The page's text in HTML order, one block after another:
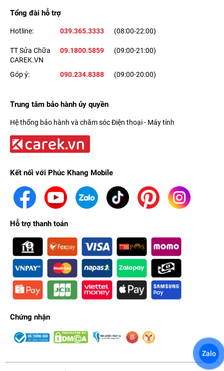
thượng
Vẻ sang trọng của iPhone 13 Pro quốc tế
được tạo thành từ sự
kết hợp giữa khung thép không gỉ vuông vắn và hai mặt kính
Xanh dương, bạc, vàng đồng và xám. Cùng với đó là khả năng
kháng bụi và nước chuẩn IP68, cho phép bạn thoải mái nhắn tin
khi lỡ ra ngoài gặp mưa, chụp ảnh tự tin khi đi hồ bơi hay bãi
biển,....
phù hợp với bạn nhất?
Chiến game cực "mượt" với Apple A15
Bionic
Tổng đài hỗ trợ
Hotline: 039.365.3333 (08:00-22:00)
TT Sửa Chữa
CAREK.VN
09.1800.5859 (09:00-21:00)
Góp ý: 090.234.8388 (09:00-20:00)
Trung tâm bảo hành ủy quyền
Hệ thống bảo hành và chăm sóc Điện thoại - Máy tính
Kết nối với Phúc Khang Mobile
Hỗ trợ thanh toán
Chứng nhận
Zalo